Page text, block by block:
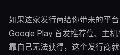
如果这家发行商给你带来的平台
Google Play 首发推荐位、主
靠自己无法获得，这个发行商就